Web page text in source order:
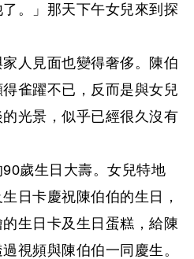
了。」那天下午女兒來到探
人見面也變得奢侈。陳伯
雀躍不已，反而是與女兒
光景，似乎已經很久沒有
歲生日大壽。女兒特地
日卡慶祝陳伯伯的生日，
生日卡及生日蛋糕，給陳
視頻與陳伯伯一同慶生。